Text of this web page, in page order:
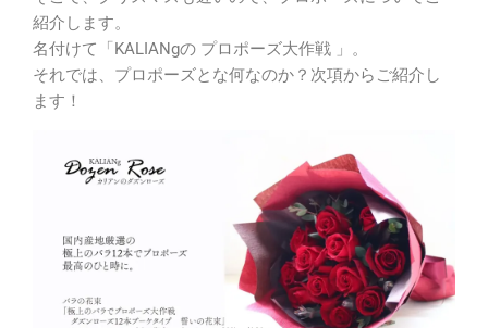
紹介します。
名付けて「KALIANgの プロポーズ大作戦 」。
それでは、プロポーズとな何なのか？次項からご紹介し
ます！